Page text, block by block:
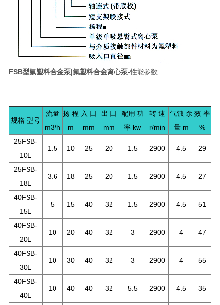
FSB型氟塑料合金泵|氟塑料合金离心泵-性能参数
规格 型号
流量
m3/h
扬 程
m
入 口
mm
出 口
mm
配用 功
率 kw
转 速
r/min
气蚀 余
量 m
效 率
%
25FSB-
10L
1.5 10 25 20 1.5 2900 4.5 29
25FSB-
18L
3.6 18 25 20 1.5 2900 4.5 27
40FSB-
15L
5 15 40 32 1.5 2900 4.5 51
40FSB-
20L
10 20 40 32 3 2900 4 47
40FSB-
30L
10 30 40 32 3 2900 4 55
40FSB-
40L
10 40 40 32 5.5 2900 4.5 35